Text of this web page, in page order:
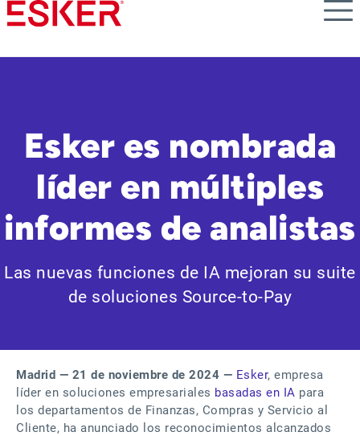
Skip
to
content
Esker es nombrada
líder en múltiples
informes de analistas
Las nuevas funciones de IA mejoran su suite
de soluciones Source-to-Pay
Madrid — 21 de noviembre de 2024 — Esker, empresa
líder en soluciones empresariales basadas en IA para
los departamentos de Finanzas, Compras y Servicio al
Cliente, ha anunciado los reconocimientos alcanzados